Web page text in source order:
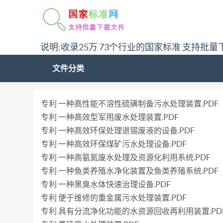
说明:收录25万 73个行业的国家标准 支持批量
文件分类
专利 一种高性能不溶性硫磺制备污水处理装置.PDF
专利 一种高效型军用废水处理装置.PDF
专利 一种高效环保处理退锡废液的设备.PDF
专利 一种高效环保煤矿污水处理设备.PDF
专利 一种高氨氮废水处理及资源化利用系统.PDF
专利 一种鱼类养殖水净化装置及鱼类养殖系统.PDF
专利 一种黑臭水体快速治理设备.PDF
专利 便于维修的重金属污水处理装置.PDF
专利 具有分流净化功能的水资源回收再利用装置